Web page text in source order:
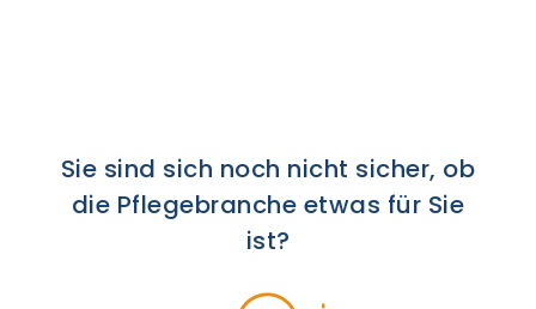
Sie sind sich noch nicht sicher, ob
die Pflegebranche etwas für Sie
ist?